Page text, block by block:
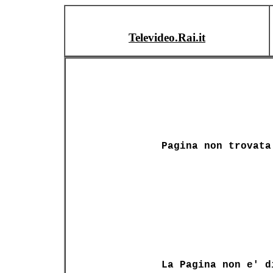
Televideo.Rai.it
Pagina non trovata
La Pagina non e'